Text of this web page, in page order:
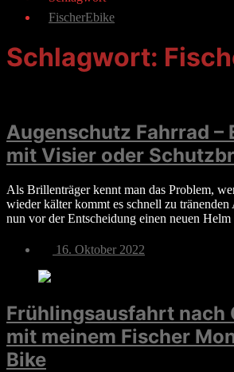
FischerEbike
Schlagwort:
Augenschutz Fahrrad –
mit Visier oder
Als Brillenträger kennt man das Problem,
wieder kälter kommt es schnell zu tränenden
nun vor der Entscheidung einen neuen
Veröffentlichungsdatum
16. Oktober 2022
Frühlingsausfahrt nach
mit meinem Fischer
Bike